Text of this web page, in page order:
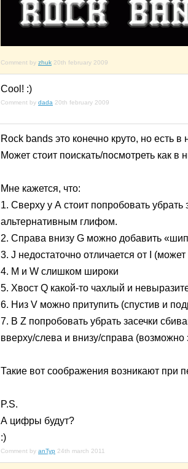
Comment by zhuk 20th february 2009
Cool! :)
Comment by dada 20th february 2009
Rock bands это конечно круто, но есть
Может стоит поискать/посмотреть как
Мне кажется, что:
1. Сверху у А стоит попробовать
альтернативным глифом.
2. Справа внизу G можно добавить
3. J недостаточно отличается от I
4. M и W слишком широки
5. Хвост Q какой-то чахлый и
6. Низ V можно притупить (спустив и
7. В Z попробовать убрать засечки
вверху/слева и внизу/справа
Такие вот соображения возникают при
P.S.
А цифры будут?
:)
Comment by anTyp 24th march 2011